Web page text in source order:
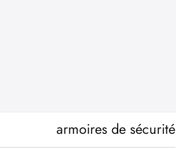
armoires de sécurité